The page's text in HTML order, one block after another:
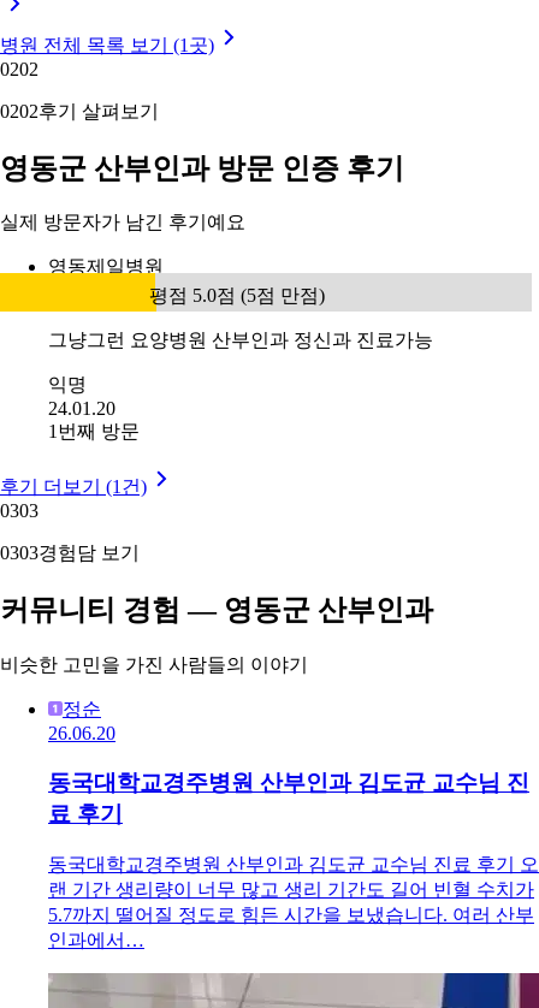
병원 전체 목록 보기 (1곳)
0202
0202후기 살펴보기
영동군 산부인과 방문 인증 후기
실제 방문자가 남긴 후기예요
영동제일병원
평점 5.0점 (5점 만점)
그냥그런 요양병원 산부인과 정신과 진료가능
익명
24.01.20
1번째 방문
후기 더보기 (1건)
0303
0303경험담 보기
커뮤니티 경험 — 영동군 산부인과
비슷한 고민을 가진 사람들의 이야기
정순
26.06.20
동국대학교경주병원 산부인과 김도균 교수님 진
료 후기
동국대학교경주병원 산부인과 김도균 교수님 진료 후기 오
랜 기간 생리량이 너무 많고 생리 기간도 길어 빈혈 수치가
5.7까지 떨어질 정도로 힘든 시간을 보냈습니다. 여러 산부
인과에서…